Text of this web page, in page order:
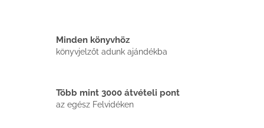
Minden könyvhöz
könyvjelzőt adunk ajándékba
Több mint 3000 átvételi pont
az egész Felvidéken